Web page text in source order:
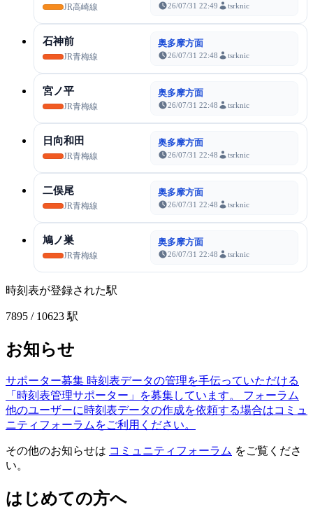
JR高崎線 26/07/31 22:49 tsrknic
石神前
JR青梅線
奥多摩方面
26/07/31 22:48 tsrknic
宮ノ平
JR青梅線
奥多摩方面
26/07/31 22:48 tsrknic
日向和田
JR青梅線
奥多摩方面
26/07/31 22:48 tsrknic
二俣尾
JR青梅線
奥多摩方面
26/07/31 22:48 tsrknic
鳩ノ巣
JR青梅線
奥多摩方面
26/07/31 22:48 tsrknic
時刻表が登録された駅
7895 / 10623 駅
お知らせ
サポーター募集 時刻表データの管理を手伝っていただける
「時刻表管理サポーター」を募集しています。
フォーラム
他のユーザーに時刻表データの作成を依頼する場合はコミュ
ニティフォーラムをご利用ください。
その他のお知らせは コミュニティフォーラム をご覧くださ
い。
はじめての方へ